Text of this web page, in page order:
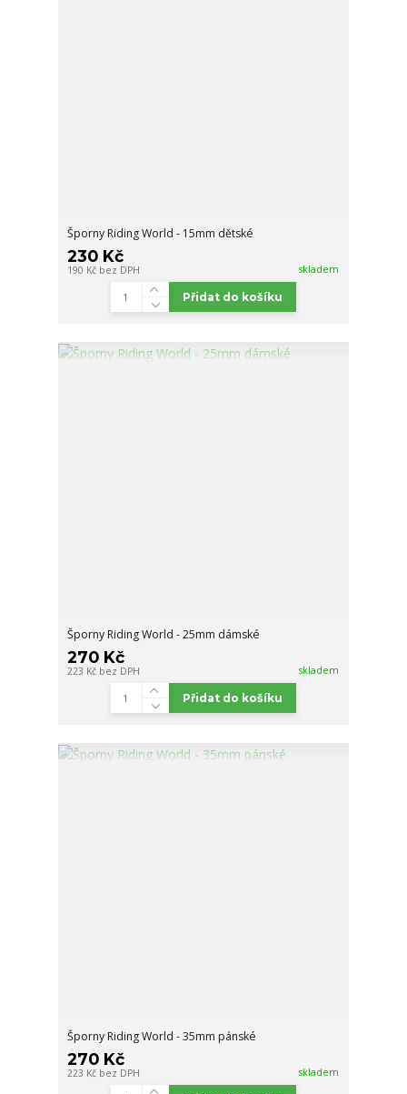
Šporny Riding World - 15mm dětské
230 Kč
190 Kč bez DPH skladem
Přidat do košíku
Šporny Riding World - 25mm dámské
270 Kč
223 Kč bez DPH skladem
Přidat do košíku
Šporny Riding World - 35mm pánské
270 Kč
223 Kč bez DPH skladem